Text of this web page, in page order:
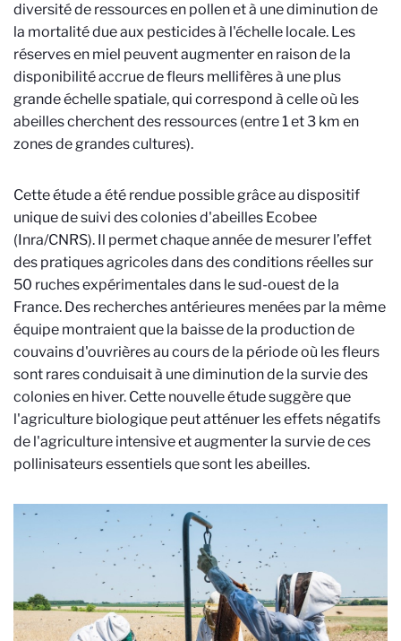
diversité de ressources en pollen et à une diminution de
la mortalité due aux pesticides à l'échelle locale. Les
réserves en miel peuvent augmenter en raison de la
disponibilité accrue de fleurs mellifères à une plus
grande échelle spatiale, qui correspond à celle où les
abeilles cherchent des ressources (entre 1 et 3 km en
zones de grandes cultures).
Cette étude a été rendue possible grâce au dispositif
unique de suivi des colonies d'abeilles Ecobee
(Inra/CNRS). Il permet chaque année de mesurer l’effet
des pratiques agricoles dans des conditions réelles sur
50 ruches expérimentales dans le sud-ouest de la
France. Des recherches antérieures menées par la même
équipe montraient que la baisse de la production de
couvains d'ouvrières au cours de la période où les fleurs
sont rares conduisait à une diminution de la survie des
colonies en hiver. Cette nouvelle étude suggère que
l'agriculture biologique peut atténuer les effets négatifs
de l'agriculture intensive et augmenter la survie de ces
pollinisateurs essentiels que sont les abeilles.